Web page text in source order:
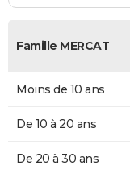
Famille MERCAT
Moins de 10 ans
De 10 à 20 ans
De 20 à 30 ans